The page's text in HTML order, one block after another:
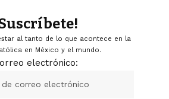
al tanto de lo que acontece en la
en México y el mundo.
electrónico: